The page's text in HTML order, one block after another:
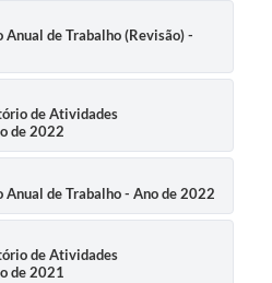
Anual de Trabalho (Revisão) -
de Atividades
de 2022
Anual de Trabalho - Ano de 2022
de Atividades
de 2021